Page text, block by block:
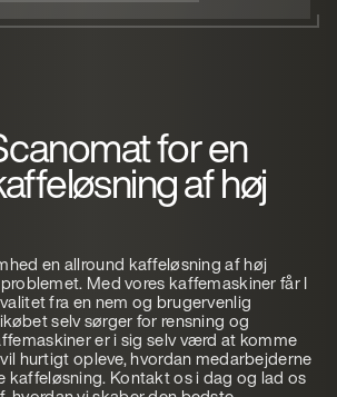
for en
af høj
en allround kaffeløsning af høj
Med vores kaffemaskiner får I
fra en nem og brugervenlig
selv sørger for rensning og
er i sig selv værd at komme
hurtigt opleve, hvordan medarbejderne
Kontakt os i dag og lad os